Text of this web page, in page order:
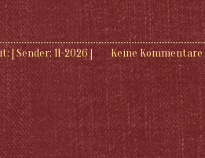
|Sender:11-2026| Keine Kommentare